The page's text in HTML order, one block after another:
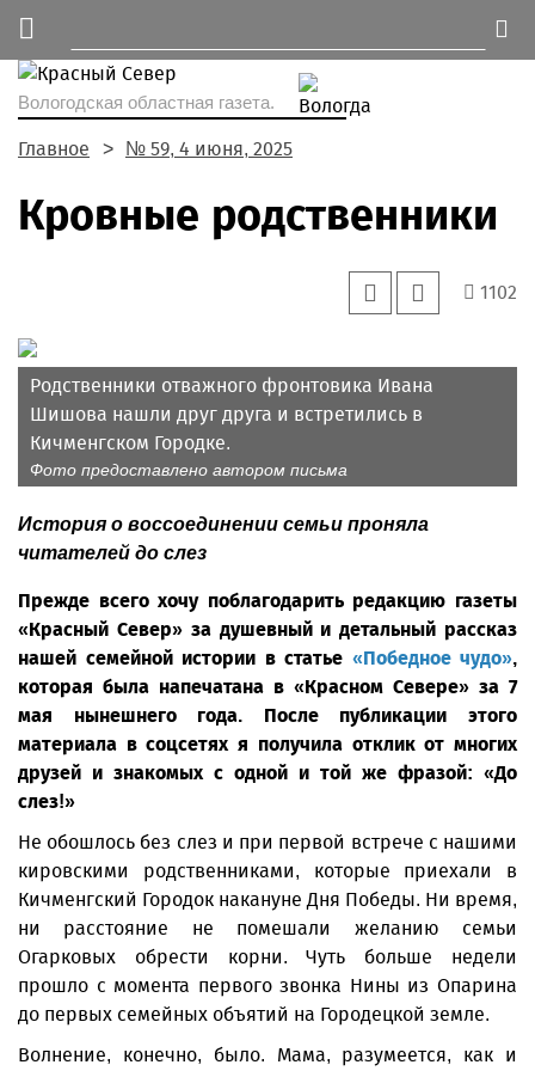
Вологодская областная газета.
Главное № 59, 4 июня, 2025
Кровные родственники
1102
Родственники отважного фронтовика Ивана
Шишова нашли друг друга и встретились в
Кичменгском Городке.
Фото предоставлено автором письма
История о воссоединении семьи проняла
читателей до слез
Прежде всего хочу поблагодарить редакцию газеты
«Красный Север» за душевный и детальный рассказ
нашей семейной истории в статье «Победное чудо»,
которая была напечатана в «Красном Севере» за 7
мая нынешнего года. После пуб­ликации этого
материала в соцсетях я получила отклик от многих
друзей и знакомых с одной и той же фразой: «До
слез!»
Не обошлось без слез и при первой встрече с нашими
кировскими родственниками, которые приехали в
Кичменгский Городок накануне Дня Победы. Ни время,
ни расстояние не помешали желанию семьи
Огарковых обрести корни. Чуть больше недели
прошло с момента первого звонка Нины из Опарина
до первых семейных объятий на Городецкой земле.
Волнение, конечно, было. Мама, разумеется, как и